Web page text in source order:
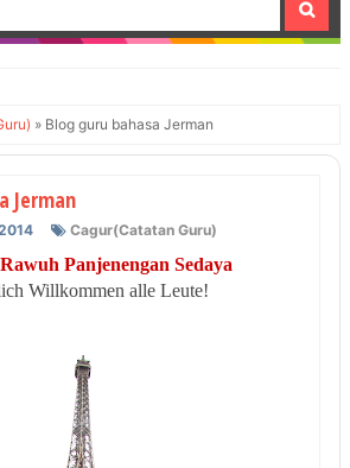
» Blog guru bahasa Jerman
Jerman
Cagur(Catatan Guru)
Panjenengan Sedaya
Willkommen alle Leute!